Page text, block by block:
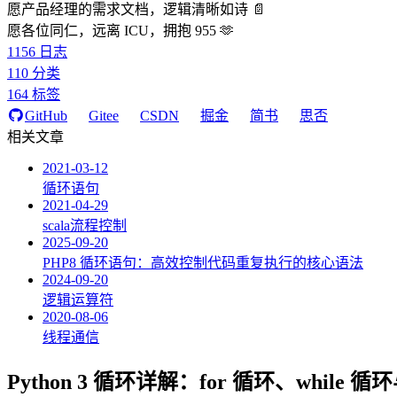
愿产品经理的需求文档，逻辑清晰如诗 📄
愿各位同仁，远离 ICU，拥抱 955 🫶
1156 日志
110 分类
164 标签
GitHub
Gitee CSDN 掘金 简书
思否
相关文章
2021-03-12
循环语句
2021-04-29
scala流程控制
2025-09-20
PHP8 循环语句：高效控制代码重复执行的核心语法
2024-09-20
逻辑运算符
2020-08-06
线程通信
Python 3 循环详解：for 循环、while 循